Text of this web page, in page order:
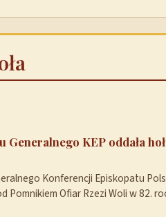
KEP oddała
Konferencji Episkopatu
Pomnikiem Ofiar Rzezi Woli w 82.